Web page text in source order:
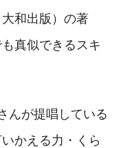
和出版）の著
真似できるスキ
んが提唱している
かえる力・くら